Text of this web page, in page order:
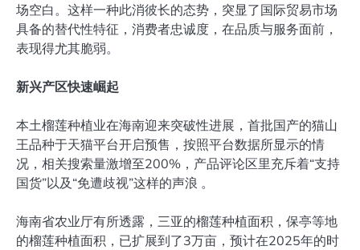
场空白。这样一种此消彼长的态势，突显了国际贸易市场
具备的替代性特征，消费者忠诚度，在品质与服务面前，
表现得尤其脆弱。
新兴产区快速崛起
本土榴莲种植业在海南迎来突破性进展，首批国产的猫山
王品种于天猫平台开启预售，按照平台数据所显示的情
况，相关搜索量激增至200%，产品评论区里充斥着“支持
国货”以及“免遭歧视”这样的声浪 。
海南省农业厅有所透露，三亚的榴莲种植面积，保亭等地
的榴莲种植面积，已扩展到了3万亩，预计在2025年的时